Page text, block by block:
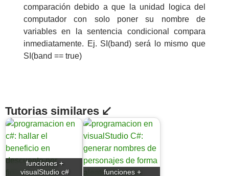
comparación debido a que la unidad logica del
computador con solo poner su nombre de
variables en la sentencia condicional compara
inmediatamente. Ej. SI(band) será lo mismo que
SI(band == true)
Tutorias similares ↙
funciones +
visualStudio c#
funciones +